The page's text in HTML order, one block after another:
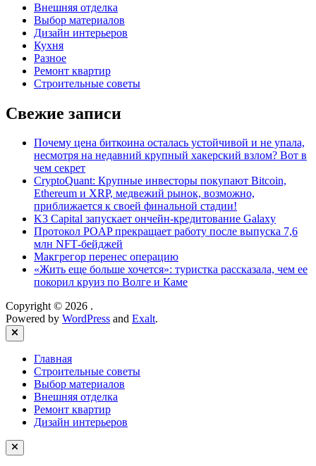
Внешняя отделка
Выбор материалов
Дизайн интерьеров
Кухня
Разное
Ремонт квартир
Строительные советы
Свежие записи
Почему цена биткоина осталась устойчивой и не упала,
несмотря на недавний крупный хакерский взлом? Вот в
чем секрет
CryptoQuant: Крупные инвесторы покупают Bitcoin,
Ethereum и XRP, медвежий рынок, возможно,
приближается к своей финальной стадии!
K3 Capital запускает ончейн-кредитование Galaxy
Протокол POAP прекращает работу после выпуска 7,6
млн NFT‑бейджей
Макгрегор перенес операцию
«Жить еще больше хочется»: туристка рассказала, чем ее
покорил круиз по Волге и Каме
Copyright © 2026 .
Powered by WordPress and Exalt.
Close
Главная
Строительные советы
Выбор материалов
Внешняя отделка
Ремонт квартир
Дизайн интерьеров